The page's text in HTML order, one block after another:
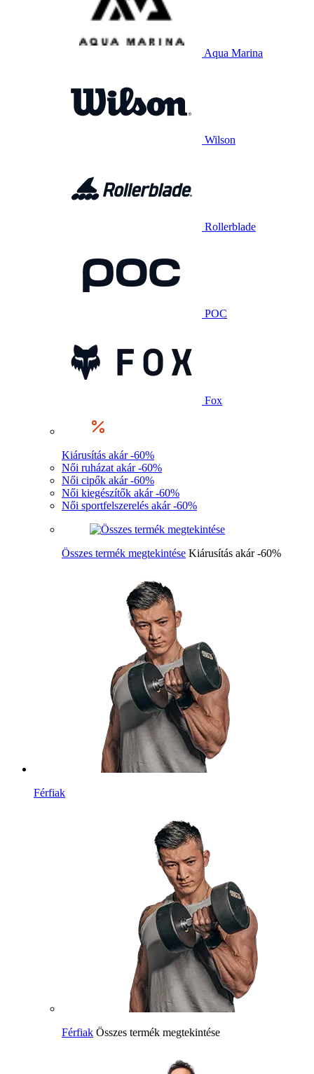
Aqua Marina
Wilson
Rollerblade
POC
Fox
Kiárusítás akár -60%
Női ruházat akár -60%
Női cipők akár -60%
Női kiegészítők akár -60%
Női sportfelszerelés akár -60%
Összes termék megtekintése Kiárusítás akár -60%
Férfiak
Férfiak Összes termék megtekintése